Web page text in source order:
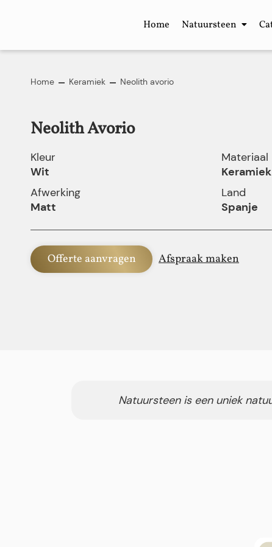
Home Natuursteen
Home Keramiek Neolith avorio
Neolith Avorio
Kleur
Wit
Afwerking
Matt
Materiaal
Keramiek
Land
Spanje
Offerte aanvragen Afspraak maken
Natuursteen is een uniek